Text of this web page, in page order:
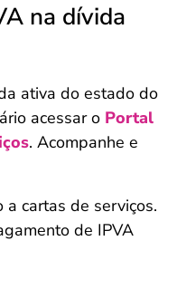
na dívida
ativa do estado do
acessar o Portal
. Acompanhe e
cartas de serviços.
de IPVA